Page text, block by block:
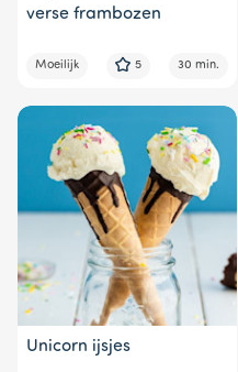
verse frambozen
Moeilijk 5 30 min.
Unicorn ijsjes